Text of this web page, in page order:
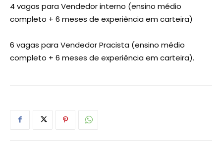
4 vagas para Vendedor interno (ensino médio
completo + 6 meses de experiência em carteira)
6 vagas para Vendedor Pracista (ensino médio
completo + 6 meses de experiência em carteira).